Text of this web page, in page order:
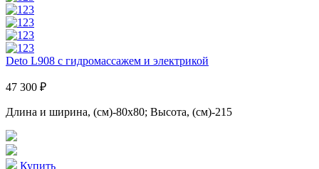
Deto L908 с гидромассажем и электрикой
47 300 ₽
Длина и ширина, (см)-80x80; Высота, (см)-215
Купить